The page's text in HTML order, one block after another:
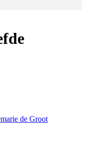
de Groot